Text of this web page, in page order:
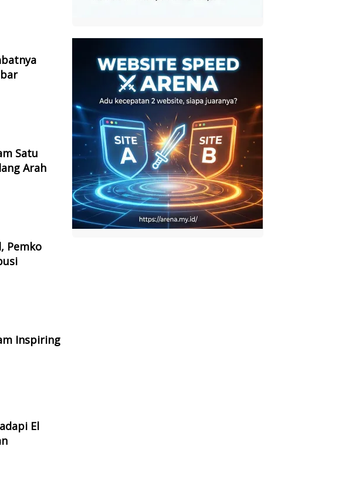
Satu
Arah
Pemko
Inspiring
El